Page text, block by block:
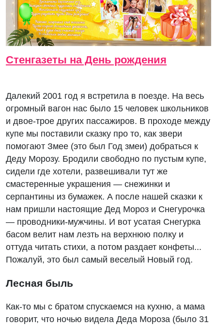
Стенгазеты на День рождения
Далекий 2001 год я встретила в поезде. На весь
огромный вагон нас было 15 человек школьников
и двое-трое других пассажиров. В проходе между
купе мы поставили сказку про то, как звери
помогают Змее (это был Год змеи) добраться к
Деду Морозу. Бродили свободно по пустым купе,
сидели где хотели, развешивали тут же
смастеренные украшения — снежинки и
серпантины из бумажек. А после нашей сказки к
нам пришли настоящие Дед Мороз и Снегурочка
— проводники-мужчины. И вот усатая Снегурка
басом велит нам лезть на верхнюю полку и
оттуда читать стихи, а потом раздает конфеты...
Пожалуй, это был самый веселый Новый год.
Лесная быль
Как-то мы с братом спускаемся на кухню, а мама
говорит, что ночью видела Деда Мороза (было 31